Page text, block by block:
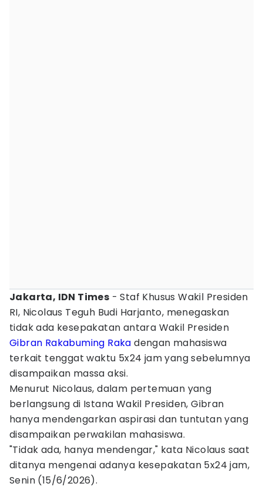
Jakarta, IDN Times - Staf Khusus Wakil Presiden
RI, Nicolaus Teguh Budi Harjanto, menegaskan
tidak ada kesepakatan antara Wakil Presiden
Gibran Rakabuming Raka dengan mahasiswa
terkait tenggat waktu 5x24 jam yang sebelumnya
disampaikan massa aksi.
Menurut Nicolaus, dalam pertemuan yang
berlangsung di Istana Wakil Presiden, Gibran
hanya mendengarkan aspirasi dan tuntutan yang
disampaikan perwakilan mahasiswa.
"Tidak ada, hanya mendengar," kata Nicolaus saat
ditanya mengenai adanya kesepakatan 5x24 jam,
Senin (15/6/2026).